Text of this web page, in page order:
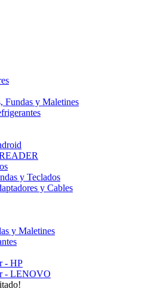
Fundas y Maletines
y Teclados
y Cables
y Maletines